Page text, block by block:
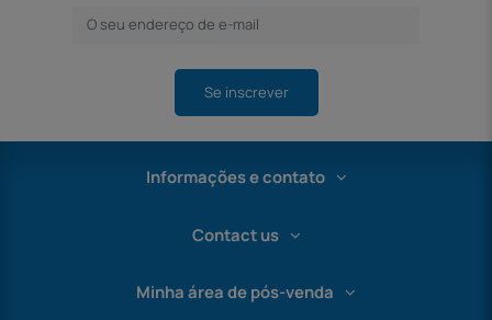
Se inscrever
Informações e contato
Contact us
Minha área de pós-venda